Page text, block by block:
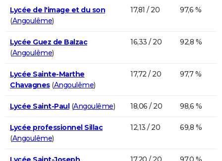
Lycée de l'image et du son
(Angoulême)
17,81 / 20 97,6 %
Lycée Guez de Balzac
(Angoulême)
16,33 / 20 92,8 %
Lycée Sainte-Marthe
Chavagnes(Angoulême)
17,72 / 20 97,7 %
Lycée Saint-Paul(Angoulême) 18,06 / 20 98,6 %
Lycée professionnel Sillac
(Angoulême)
12,13 / 20 69,8 %